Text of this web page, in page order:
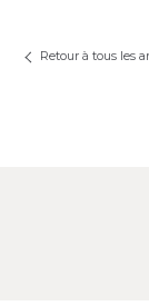
Retour à tous les